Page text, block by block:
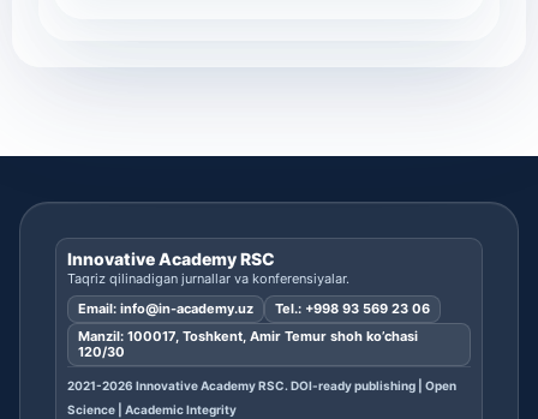
Innovative Academy RSC
Taqriz qilinadigan jurnallar va konferensiyalar.
Email: info@in-academy.uz Tel.: +998 93 569 23 06
Manzil: 100017, Toshkent, Amir Temur shoh ko’chasi
120/30
2021-2026 Innovative Academy RSC. DOI-ready publishing | Open
Science | Academic Integrity